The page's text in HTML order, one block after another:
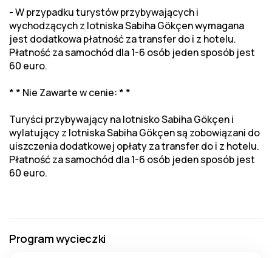
- W przypadku turystów przybywających i
wychodzących z lotniska Sabiha Gökçen wymagana
jest dodatkowa płatność za transfer do i z hotelu.
Płatność za samochód dla 1-6 osób jeden sposób jest
60 euro.
* * Nie Zawarte w cenie: * *
Turyści przybywający na lotnisko Sabiha Gökçen i
wylatujący z lotniska Sabiha Gökçen są zobowiązani do
uiszczenia dodatkowej opłaty za transfer do i z hotelu.
Płatność za samochód dla 1-6 osób jeden sposób jest
60 euro.
Program wycieczki